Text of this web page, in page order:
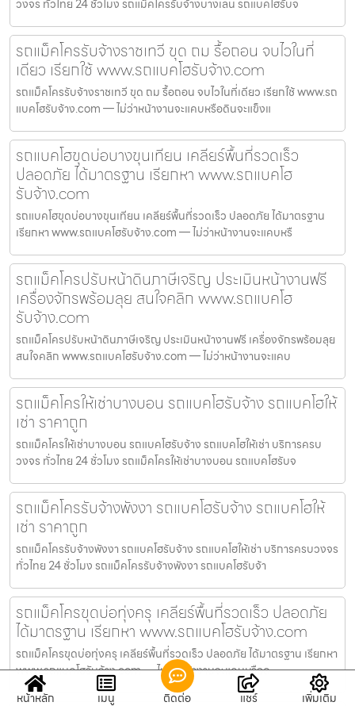
วงจร ทั่วไทย 24 ชั่วโมง รถแม็คโครรับจ้างบางเลน รถแบคโฮรับจ
รถแม็คโครรับจ้างราชเทวี ขุด ถม รื้อถอน จบไวในที่
เดียว เรียกใช้ www.รถแบคโฮรับจ้าง.com
รถแม็คโครรับจ้างราชเทวี ขุด ถม รื้อถอน จบไวในที่เดียว เรียกใช้ www.รถ
แบคโฮรับจ้าง.com — ไม่ว่าหน้างานจะแคบหรือดินจะแข็งแ
รถแบคโฮขุดบ่อบางขุนเทียน เคลียร์พื้นที่รวดเร็ว
ปลอดภัย ได้มาตรฐาน เรียกหา www.รถแบคโฮ
รับจ้าง.com
รถแบคโฮขุดบ่อบางขุนเทียน เคลียร์พื้นที่รวดเร็ว ปลอดภัย ได้มาตรฐาน
เรียกหา www.รถแบคโฮรับจ้าง.com — ไม่ว่าหน้างานจะแคบหรื
รถแม็คโครปรับหน้าดินภาษีเจริญ ประเมินหน้างานฟรี
เครื่องจักรพร้อมลุย สนใจคลิก www.รถแบคโฮ
รับจ้าง.com
รถแม็คโครปรับหน้าดินภาษีเจริญ ประเมินหน้างานฟรี เครื่องจักรพร้อมลุย
สนใจคลิก www.รถแบคโฮรับจ้าง.com — ไม่ว่าหน้างานจะแคบ
รถแม็คโครให้เช่าบางบอน รถแบคโฮรับจ้าง รถแบคโฮให้
เช่า ราคาถูก
รถแม็คโครให้เช่าบางบอน รถแบคโฮรับจ้าง รถแบคโฮให้เช่า บริการครบ
วงจร ทั่วไทย 24 ชั่วโมง รถแม็คโครให้เช่าบางบอน รถแบคโฮรับจ
รถแม็คโครรับจ้างพังงา รถแบคโฮรับจ้าง รถแบคโฮให้
เช่า ราคาถูก
รถแม็คโครรับจ้างพังงา รถแบคโฮรับจ้าง รถแบคโฮให้เช่า บริการครบวงจร
ทั่วไทย 24 ชั่วโมง รถแม็คโครรับจ้างพังงา รถแบคโฮรับจ้า
รถแม็คโครขุดบ่อทุ่งครุ เคลียร์พื้นที่รวดเร็ว ปลอดภัย
ได้มาตรฐาน เรียกหา www.รถแบคโฮรับจ้าง.com
รถแม็คโครขุดบ่อทุ่งครุ เคลียร์พื้นที่รวดเร็ว ปลอดภัย ได้มาตรฐาน เรียกหา
www.รถแบคโฮรับจ้าง.com — ไม่ว่าหน้างานจะแคบหรือด
หน้าหลัก เมนู ติดต่อ แชร์ เพิ่มเติม